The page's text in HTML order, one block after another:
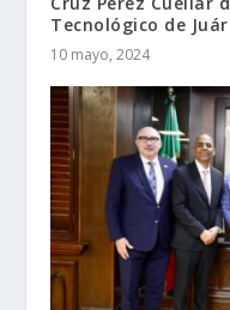
Tecnológico de
10 mayo, 2024